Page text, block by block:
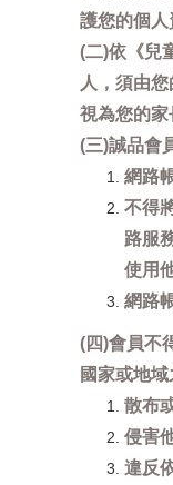
護您的個人
(二)依《兒
人，須由
視為您的家
(三)誠品會
網路
不得
路服
使用
網路
(四)會員不
國家或地
散布
侵害
違反